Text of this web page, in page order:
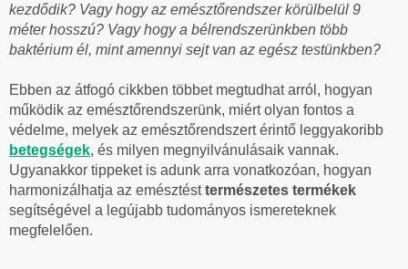
kezdődik? Vagy hogy az emésztőrendszer körülbelül 9
méter hosszú? Vagy hogy a bélrendszerünkben több
baktérium él, mint amennyi sejt van az egész testünkben?
Ebben az átfogó cikkben többet megtudhat arról, hogyan
működik az emésztőrendszerünk, miért olyan fontos a
védelme, melyek az emésztőrendszert érintő leggyakoribb
betegségek, és milyen megnyilvánulásaik vannak.
Ugyanakkor tippeket is adunk arra vonatkozóan, hogyan
harmonizálhatja az emésztésttermészetes termékek
segítségével a legújabb tudományos ismereteknek
megfelelően.